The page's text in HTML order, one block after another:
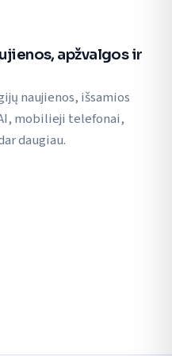
apžvalgos ir
naujienos, išsamios
mobilieji telefonai,
daugiau.